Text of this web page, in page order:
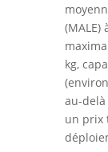
(MALE)
kg,
au-
un prix